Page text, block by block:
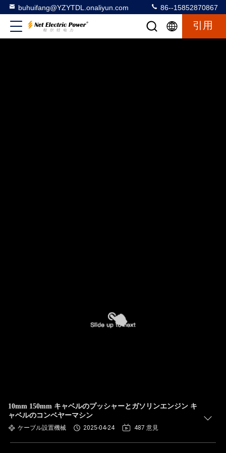
buhuifang@YZYTDL.onaliyun.com 86--15852870867
引用
10mm 150mm キャベルのプッシャーとガソリンエンジン キ
ャベルのコンベヤーマシン
ケーブル設置機械 2025-04-24 487 意見